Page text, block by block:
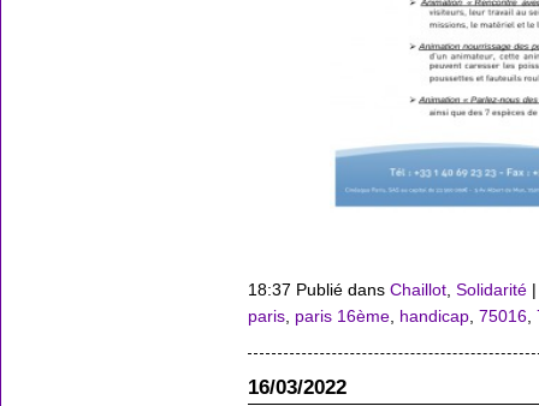
18:37 Publié dans Chaillot Solidarité
paris paris 16ème handicap 75016
16/03/2022